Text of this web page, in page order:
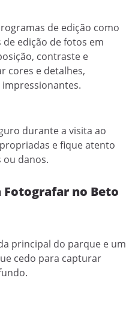
de edição como
edição de fotos em
contraste e
cores e detalhes,
durante a visita ao
e fique atento
danos.
no Beto
principal do parque e um
cedo para capturar